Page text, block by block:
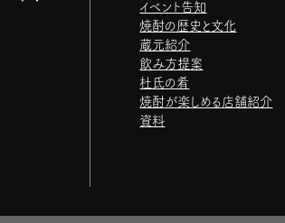
イベント告知
焼酎の歴史と文化
蔵元紹介
飲み方提案
杜氏の肴
焼酎が楽しめる店舗紹介
資料